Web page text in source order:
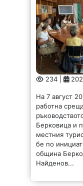
234 |
На 7 август
работна
Берковица и
местния
бе по
община
Найденов...